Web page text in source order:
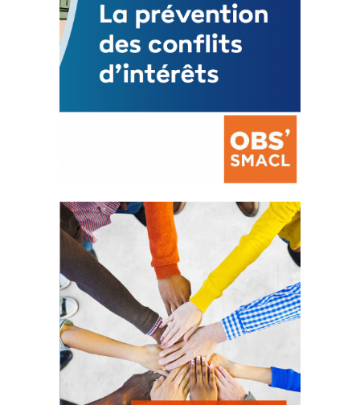
La prévention des conflits
d’intérêts
18 septembre 2023
FEUILLETER